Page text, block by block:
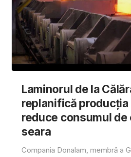
Laminorul de la
replanifică producția
reduce consumul de
seara
Compania Donalam, membră a